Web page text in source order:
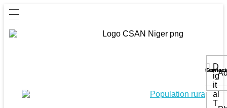
Services
D
ig
it
al
T
Contact